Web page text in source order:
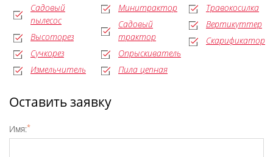
Садовый
пылесос
Высоторез
Сучкорез
Измельчитель
Минитрактор
Садовый
трактор
Опрыскиватель
Пила цепная
Травокосилка
Вертикуттер
Скарификатор
Оставить заявку
Имя:*